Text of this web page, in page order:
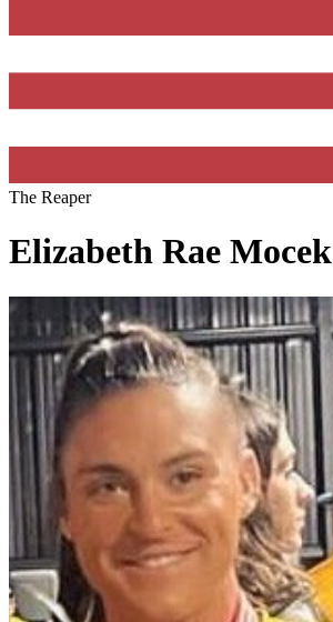
The Reaper
Elizabeth Rae Mocek